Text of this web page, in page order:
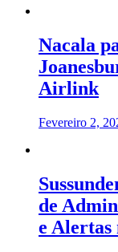
Nacala
Airlink
Fevereiro 2,
de
e